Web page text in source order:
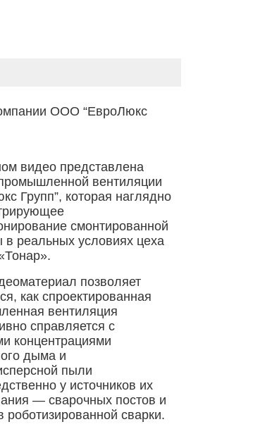
ООО “ЕвроЛюкс
видео представлена
вентиляции
Групп”, которая наглядно
смонтированной
в реальных условиях цеха
позволяет
как спроектированная
вентиляция
справляется с
концентрациями
дыма и
пыли
у источников их
— сварочных постов и
роботизированной сварки.